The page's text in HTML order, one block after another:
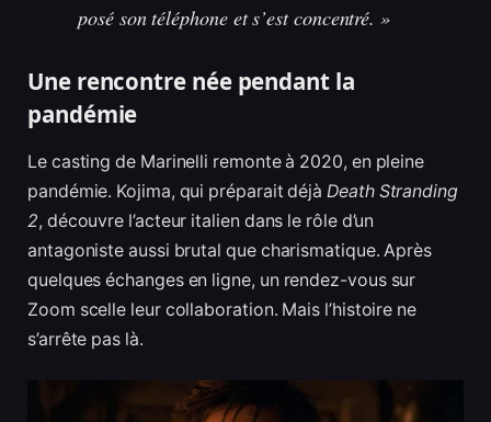
posé son téléphone et s’est concentré. »
Une rencontre née pendant la
pandémie
Le casting de Marinelli remonte à 2020, en pleine
pandémie. Kojima, qui préparait déjàDeath Stranding
2, découvre l’acteur italien dans le rôle d’un
antagoniste aussi brutal que charismatique. Après
quelques échanges en ligne, un rendez-vous sur
Zoom scelle leur collaboration. Mais l’histoire ne
s’arrête pas là.